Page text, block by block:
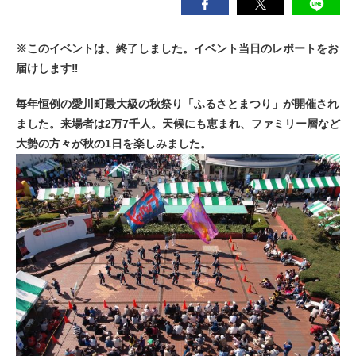
※このイベントは、終了しました。イベント当日のレポートをお
届けします‼
毎年恒例の愛川町最大級の秋祭り「ふるさとまつり」が開催され
ました。来場者は2万7千人。天候にも恵まれ、ファミリー層など
大勢の方々が秋の1日を楽しみました。